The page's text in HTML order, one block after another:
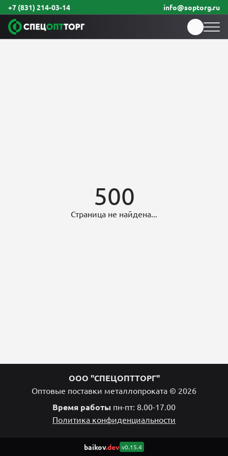
+7 (831) 214-03-14 info@soptorg.ru
500
Страница не найдена...
ООО "СПЕЦОПТТОРГ"
Оптовые поставки металлопроката © 2026
Время работы пн-пт: 8.00-17.00
Политика конфиденциальности
baikov.dev v0.15.4